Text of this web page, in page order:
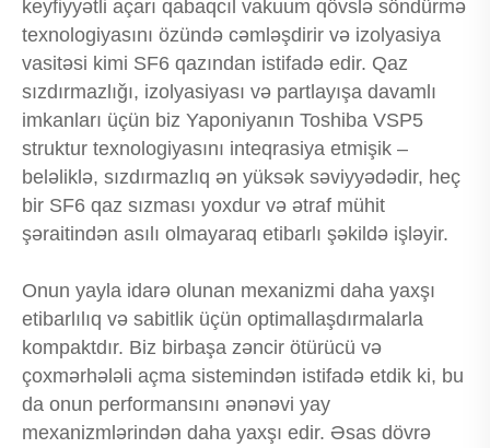
keyfiyyətli açarı qabaqcıl vakuum qövslə söndürmə
texnologiyasını özündə cəmləşdirir və izolyasiya
vasitəsi kimi SF6 qazından istifadə edir. Qaz
sızdırmazlığı, izolyasiyası və partlayışa davamlı
imkanları üçün biz Yaponiyanın Toshiba VSP5
struktur texnologiyasını inteqrasiya etmişik –
beləliklə, sızdırmazlıq ən yüksək səviyyədədir, heç
bir SF6 qaz sızması yoxdur və ətraf mühit
şəraitindən asılı olmayaraq etibarlı şəkildə işləyir.
Onun yayla idarə olunan mexanizmi daha yaxşı
etibarlılıq və sabitlik üçün optimallaşdırmalarla
kompaktdır. Biz birbaşa zəncir ötürücü və
çoxmərhələli açma sistemindən istifadə etdik ki, bu
da onun performansını ənənəvi yay
mexanizmlərindən daha yaxşı edir. Əsas dövrə